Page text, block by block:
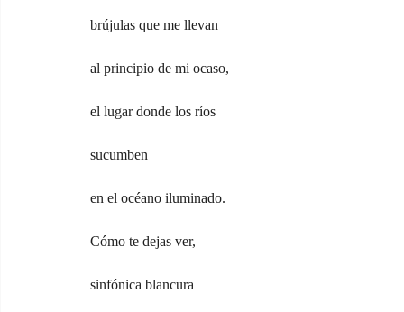
brújulas que me llevan
al principio de mi ocaso,
el lugar donde los ríos
sucumben
en el océano iluminado.
Cómo te dejas ver,
sinfónica blancura